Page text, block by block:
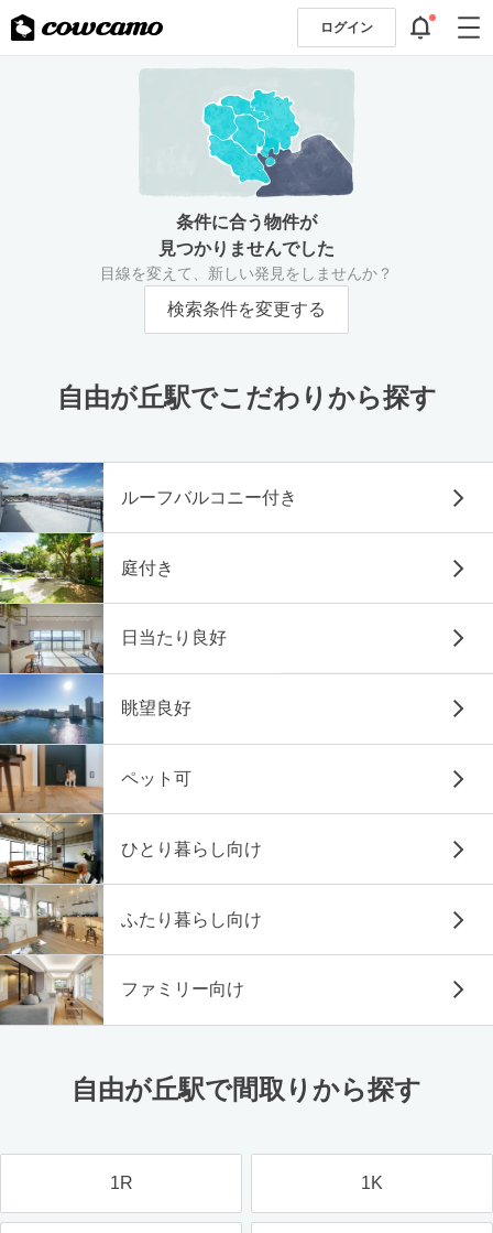
ログイン
条件に合う物件が
見つかりませんでした
目線を変えて、新しい発見をしませんか？
検索条件を変更する
自由が丘駅でこだわりから探す
ルーフバルコニー付き
庭付き
日当たり良好
眺望良好
ペット可
ひとり暮らし向け
ふたり暮らし向け
ファミリー向け
自由が丘駅で間取りから探す
1R 1K